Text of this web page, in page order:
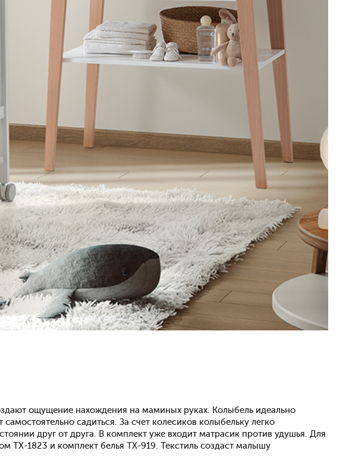
ощущение нахождения на маминых руках. Колыбель идеально
садиться. За счет колесиков колыбельку легко
друг от друга. В комплект уже входит матрасик против удушья. Для
1823 и комплект белья TX-919. Текстиль создаст малышу